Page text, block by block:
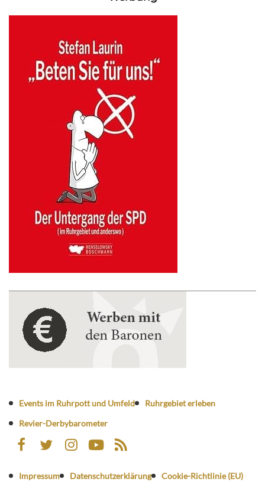
Events im Ruhrpott und Umfeld
Ruhrgebiet erleben
Revier-Derbybarometer
Impressum Datenschutzerklärung Cookie-Richtlinie (EU)